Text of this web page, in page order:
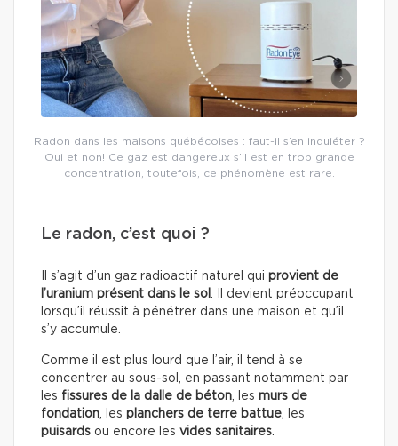
Radon dans les maisons québécoises : faut-il s’en inquiéter ?
Oui et non! Ce gaz est dangereux s’il est en trop grande
concentration, toutefois, ce phénomène est rare.
Le radon, c’est quoi ?
Il s’agit d’un gaz radioactif naturel qui provient de
l’uranium présent dans le sol
. Il devient préoccupant
lorsqu’il réussit à pénétrer dans une maison et qu’il
s’y accumule.
Comme il est plus lourd que l’air, il tend à se
concentrer au sous-sol, en passant notamment par
les fissures de la dalle de béton , les murs de
fondation , les planchers de terre battue , les
puisards ou encore les vides sanitaires